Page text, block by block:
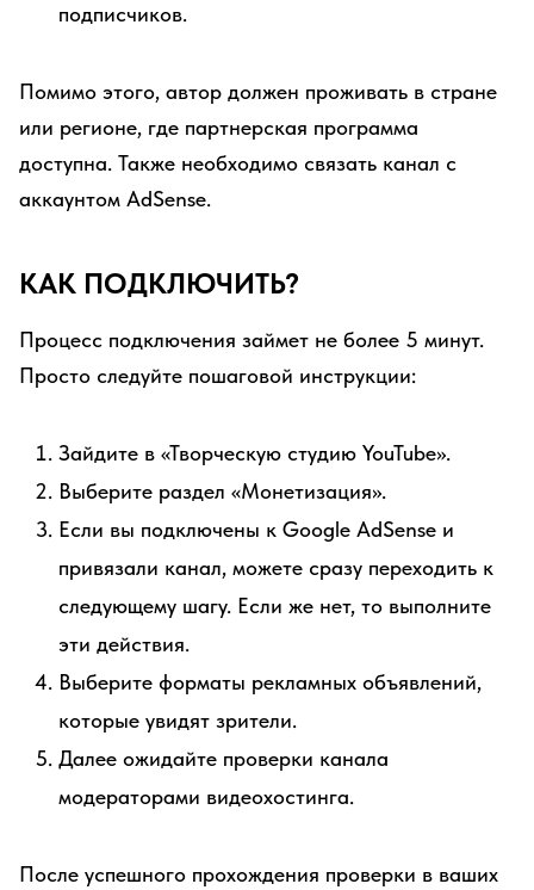
подписчиков.
Помимо этого, автор должен проживать в стране
или регионе, где партнерская программа
доступна. Также необходимо связать канал с
аккаунтом AdSense.
КАК ПОДКЛЮЧИТЬ?
Процесс подключения займет не более 5 минут.
Просто следуйте пошаговой инструкции:
Зайдите в «Творческую студию YouTube».
Выберите раздел «Монетизация».
Если вы подключены к Google AdSense и
привязали канал, можете сразу переходить к
следующему шагу. Если же нет, то выполните
эти действия.
Выберите форматы рекламных объявлений,
которые увидят зрители.
Далее ожидайте проверки канала
модераторами видеохостинга.
После успешного прохождения проверки в ваших